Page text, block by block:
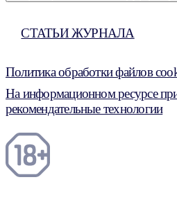
СТАТЬИ ЖУРНАЛА
Политика обработки файлов
На информационном ресурсе
рекомендательные технологии